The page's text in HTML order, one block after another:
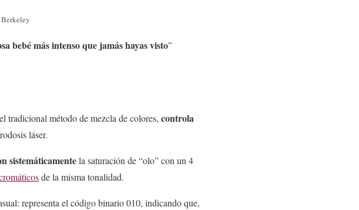
bebé más intenso que jamás hayas visto”
tradicional método de mezcla de colores, controla
láser.
sistemáticamentela saturación de “olo” con un 4
de la misma tonalidad.
representa el código binario 010, indicando que,